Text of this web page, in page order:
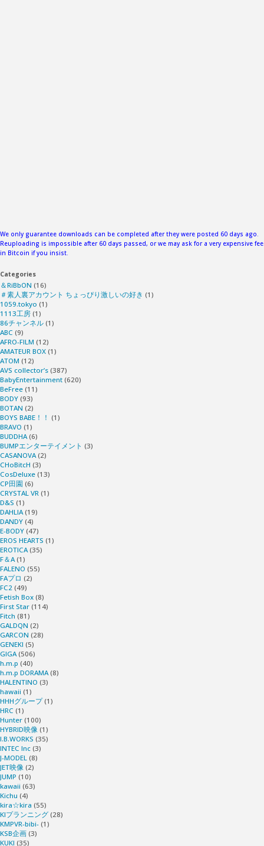
We only guarantee downloads can be completed after they were posted 60 days ago.
Reuploading is impossible after 60 days passed, or we may ask for a very expensive fee
in Bitcoin if you insist.
Categories
＆RiBbON (16)
＃素人裏アカウント ちょっぴり激しいの好き (1)
1059.tokyo (1)
1113工房 (1)
86チャンネル (1)
ABC (9)
AFRO-FILM (12)
AMATEUR BOX (1)
ATOM (12)
AVS collector’s (387)
BabyEntertainment (620)
BeFree (11)
BODY (93)
BOTAN (2)
BOYS BABE！！ (1)
BRAVO (1)
BUDDHA(6)
BUMPエンターテイメント (3)
CASANOVA(2)
CHoBitcH (3)
CosDeluxe (13)
CP田園 (6)
CRYSTAL VR (1)
D&S (1)
DAHLIA(19)
DANDY (4)
E-BODY (47)
EROS HEARTS (1)
EROTICA(35)
F＆A(1)
FALENO (55)
FAプロ (2)
FC2 (49)
Fetish Box (8)
First Star (114)
Fitch (81)
GALDQN (2)
GARCON (28)
GENEKI (5)
GIGA(506)
h.m.p (40)
h.m.p DORAMA(8)
HALENTINO (3)
hawaii (1)
HHHグループ(1)
HRC (1)
Hunter (100)
HYBRID映像 (1)
I.B.WORKS (35)
INTEC Inc (3)
J-MODEL (8)
JET映像 (2)
JUMP (10)
kawaii (63)
Kichu (4)
kira☆kira (55)
KIプランニング (28)
KMPVR-bibi- (1)
KSB企画 (3)
KUKI (35)